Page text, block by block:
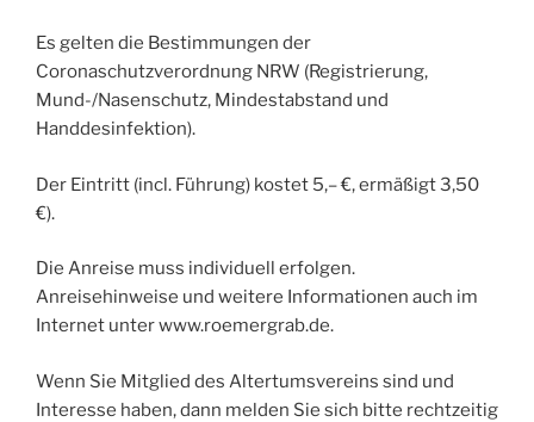
Es gelten die Bestimmungen der
Coronaschutzverordnung NRW (Registrierung,
Mund-/Nasenschutz, Mindestabstand und
Handdesinfektion).
Der Eintritt (incl. Führung) kostet 5,– €, ermäßigt 3,50
€).
Die Anreise muss individuell erfolgen.
Anreisehinweise und weitere Informationen auch im
Internet unter www.roemergrab.de.
Wenn Sie Mitglied des Altertumsvereins sind und
Interesse haben, dann melden Sie sich bitte rechtzeitig